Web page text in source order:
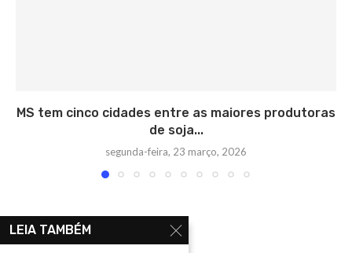
MS tem cinco cidades entre as maiores produtoras
de soja...
segunda-feira, 23 março, 2026
LEIA TAMBÉM